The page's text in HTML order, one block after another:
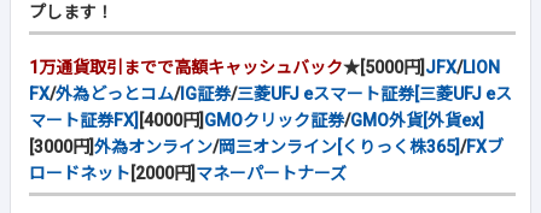
プします！
1万通貨取引までで高額キャッシュバック★[5000円] JFX/LION
FX/外為どっとコム/IG証券/三菱UFJ eスマート証券[三菱UFJ eス
マート証券FX] [4000円] GMOクリック証券/GMO外貨[外貨ex]
[3000円]外為オンライン/岡三オンライン[くりっく株365]/FXブ
ロードネット [2000円] マネーパートナーズ